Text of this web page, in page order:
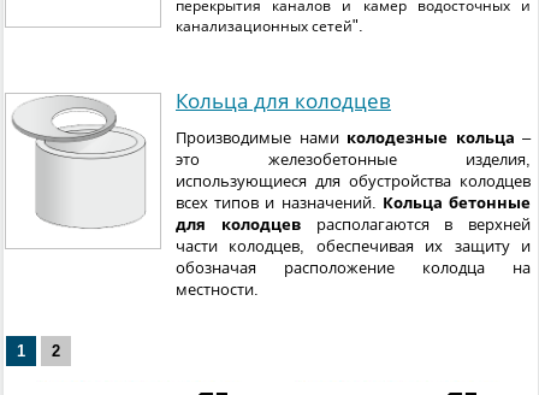
перекрытия каналов и камер водосточных и
канализационных сетей".
Кольца для колодцев
Производимые нами колодезные кольца –
это железобетонные изделия,
использующиеся для обустройства колодцев
всех типов и назначений. Кольца бетонные
для колодцеврасполагаются в верхней
части колодцев, обеспечивая их защиту и
обозначая расположение колодца на
местности.
1 2